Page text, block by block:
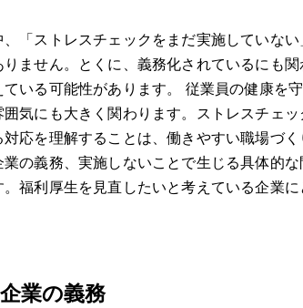
「ストレスチェックをまだ実施していな
ません。とくに、義務化されているにも
いる可能性があります。 従業員の健康を
気にも大きく関わります。ストレスチェッ
応を理解することは、働きやすい職場づく
の義務、実施しないことで生じる具体的
福利厚生を見直したいと考えている企業
業の義務